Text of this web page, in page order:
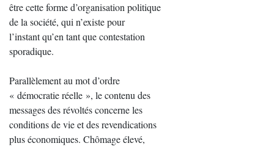
être cette forme d’organisation politique
de la société, qui n’existe pour
l’instant qu’en tant que contestation
sporadique.
Parallèlement au mot d’ordre
« démocratie réelle », le contenu des
messages des révoltés concerne les
conditions de vie et des revendications
plus économiques. Chômage élevé,